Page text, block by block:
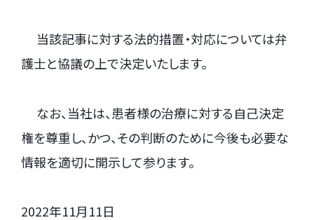
当該記事に対する法的措置・対応については弁
護士と協議の上で決定いたします。
なお、当社は、患者様の治療に対する自己決定
権を尊重し、かつ、その判断のために今後も必要な
情報を適切に開示して参ります。
2022年11月11日